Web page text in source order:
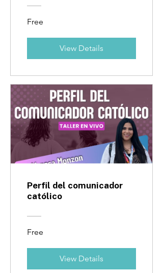
Free
View Details
Perfil del comunicador
católico
Free
View Details